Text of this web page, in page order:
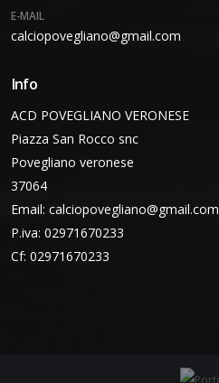
E-MAIL
calciopovegliano@gmail.com
Info
ACD POVEGLIANO VERONESE
Piazza San Rocco snc
Povegliano veronese
37064
Email: calciopovegliano@gmail.com
P.iva: 02971670233
Cf: 02971670233